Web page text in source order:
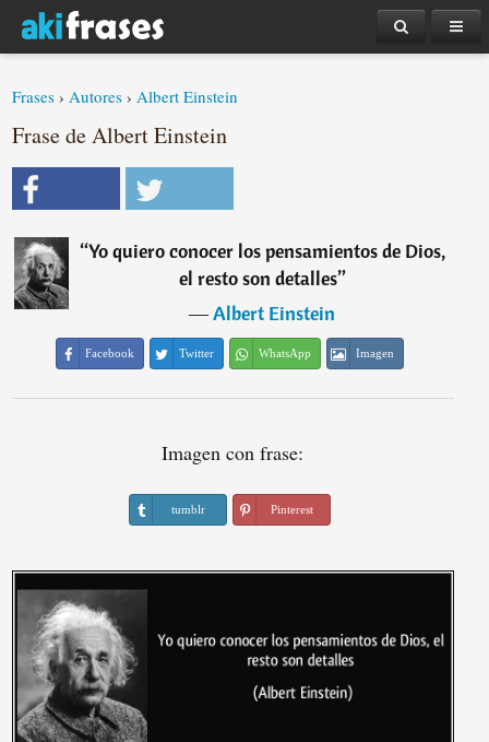
Frases ›Autores ›Albert Einstein
Frase de Albert Einstein
“Yo quiero conocer los pensamientos de Dios,
el resto son detalles”
―Albert Einstein
Facebook Twitter WhatsApp Imagen
Imagen con frase:
tumblr Pinterest